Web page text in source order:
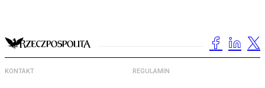
KONTAKT REGULAMIN